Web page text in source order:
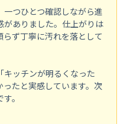
つひとつ確認しながら進
がありました。仕上がりは
ず丁寧に汚れを落として
キッチンが明るくなった
たと実感しています。次
。